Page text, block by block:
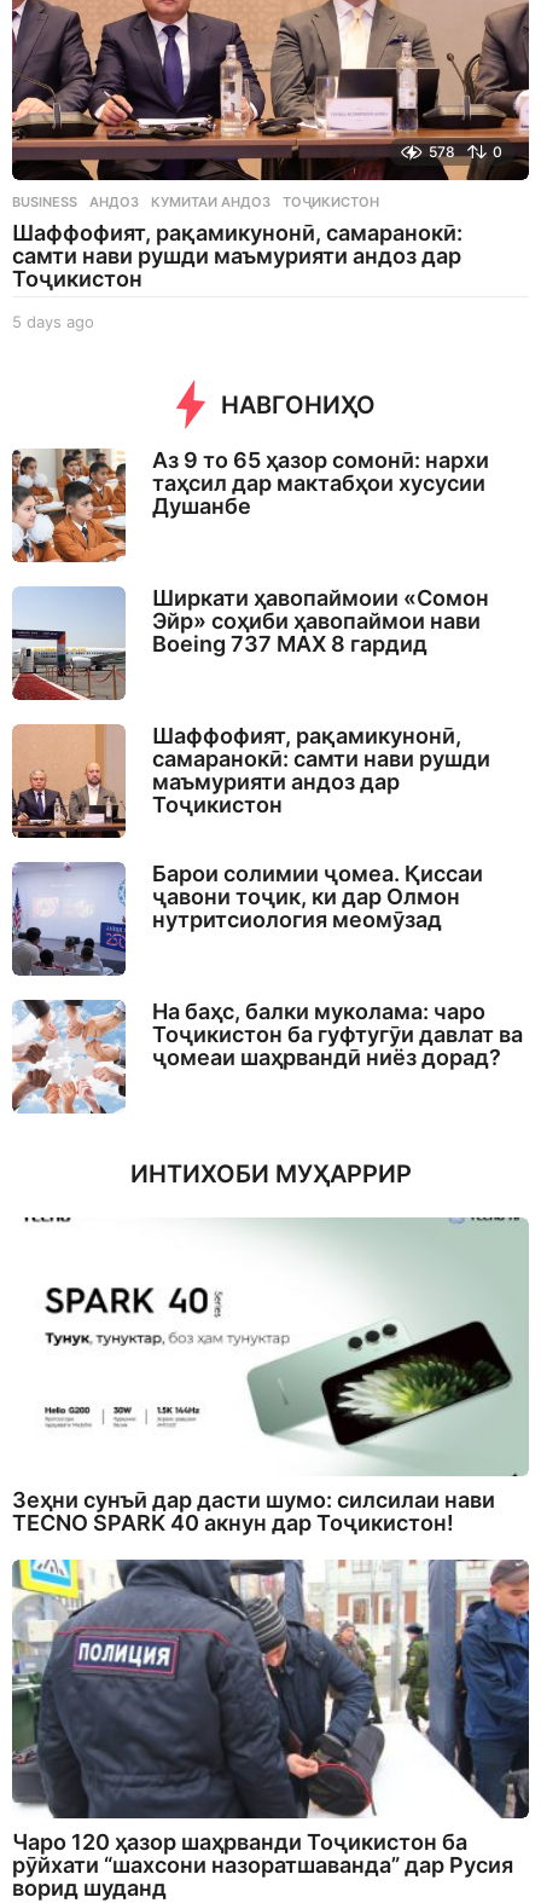
578 0
BUSINESS АНДОЗ ,КУМИТАИ АНДОЗ ,ТОҶИКИСТОН
Шаффофият, рақамикунонӣ, самаранокӣ:
самти нави рушди маъмурияти андоз дар
Тоҷикистон
5 days ago
g
o
НАВГОНИҲО
Аз 9 то 65 ҳазор сомонӣ: нархи
таҳсил дар мактабҳои хусусии
Душанбе
Ширкати ҳавопаймоии «Сомон
Эйр» соҳиби ҳавопаймои нави
Boeing 737 MAX 8 гардид
Шаффофият, рақамикунонӣ,
самаранокӣ: самти нави рушди
маъмурияти андоз дар
Тоҷикистон
Барои солимии ҷомеа. Қиссаи
ҷавони тоҷик, ки дар Олмон
нутритсиология меомӯзад
На баҳс, балки муколама: чаро
Тоҷикистон ба гуфтугӯи давлат ва
ҷомеаи шаҳрвандӣ ниёз дорад?
ИНТИХОБИ МУҲАРРИР
Зеҳни сунъӣ дар дасти шумо: силсилаи нави
TECNO SPARK 40 акнун дар Тоҷикистон!
Чаро 120 ҳазор шаҳрванди Тоҷикистон ба
рӯйхати “шахсони назоратшаванда” дар Русия
ворид шуданд